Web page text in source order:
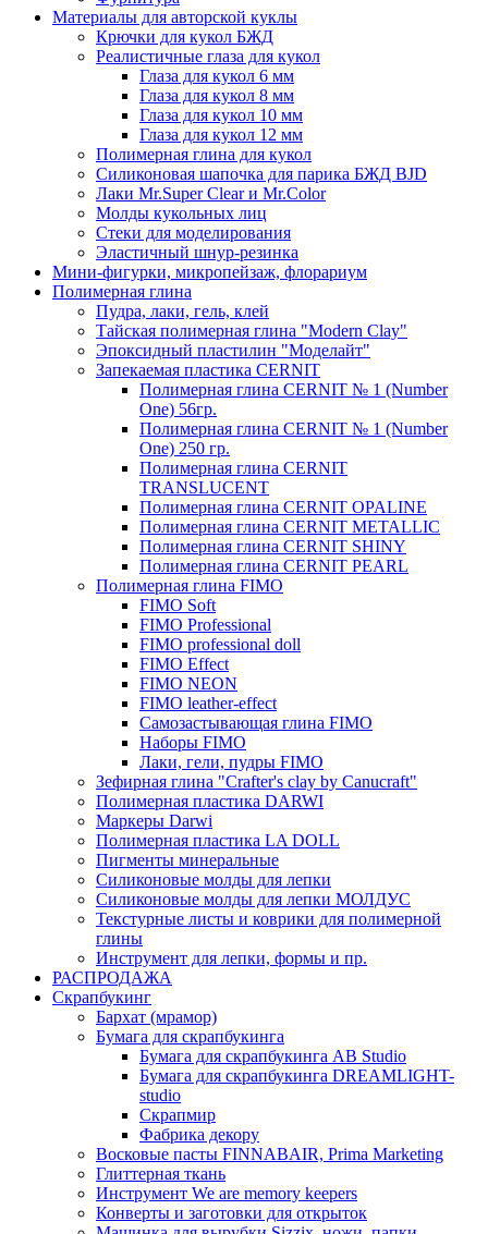
Материалы для авторской куклы
Крючки для кукол БЖД
Реалистичные глаза для кукол
Глаза для кукол 6 мм
Глаза для кукол 8 мм
Глаза для кукол 10 мм
Глаза для кукол 12 мм
Полимерная глина для кукол
Силиконовая шапочка для парика БЖД BJD
Лаки Mr.Super Clear и Mr.Color
Молды кукольных лиц
Стеки для моделирования
Эластичный шнур-резинка
Мини-фигурки, микропейзаж, флорариум
Полимерная глина
Пудра, лаки, гель, клей
Тайская полимерная глина "Modern Clay"
Эпоксидный пластилин "Моделайт"
Запекаемая пластика CERNIT
Полимерная глина CERNIT № 1 (Number
One) 56гр.
Полимерная глина CERNIT № 1 (Number
One) 250 гр.
Полимерная глина CERNIT
TRANSLUCENT
Полимерная глина CERNIT OPALINE
Полимерная глина CERNIT METALLIC
Полимерная глина CERNIT SHINY
Полимерная глина CERNIT PEARL
Полимерная глина FIMO
FIMO Soft
FIMO Professional
FIMO professional doll
FIMO Effect
FIMO NEON
FIMO leather-effect
Самозастывающая глина FIMO
Наборы FIMO
Лаки, гели, пудры FIMO
Зефирная глина "Crafter's clay by Canucraft"
Полимерная пластика DARWI
Маркеры Darwi
Полимерная пластика LA DOLL
Пигменты минеральные
Силиконовые молды для лепки
Силиконовые молды для лепки МОЛДУС
Текстурные листы и коврики для полимерной
глины
Инструмент для лепки, формы и пр.
РАСПРОДАЖА
Скрапбукинг
Бархат (мрамор)
Бумага для скрапбукинга
Бумага для скрапбукинга AB Studio
Бумага для скрапбукинга DREAMLIGHT-
studio
Скрапмир
Фабрика декору
Восковые пасты FINNABAIR, Prima Marketing
Глиттерная ткань
Инструмент We are memory keepers
Конверты и заготовки для открыток